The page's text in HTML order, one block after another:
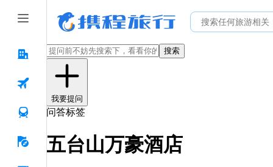
搜索
我要提问
问答标签
五台山万豪酒店